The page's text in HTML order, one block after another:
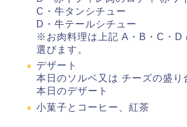
C・牛タンシチュー
D・牛テールシチュー
※お肉料理は上記 A・B・C・D
選びます。
デザート
本日のソルベ又は チーズの盛り
本日のデザート
小菓子とコーヒー、紅茶